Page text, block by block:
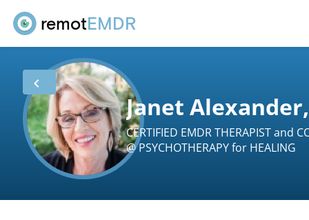
remotEMDR
Janet
CERTIFIED EMDR THERAPIST and
@ PSYCHOTHERAPY for HEALING